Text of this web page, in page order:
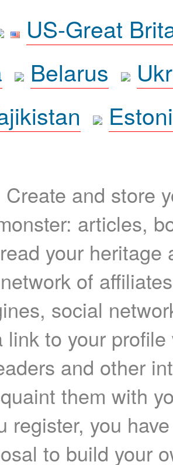
US-Great
Belarus
Create and store
articles,
your heritage
network of
social
link to your
and other
them with
register, you
to build your